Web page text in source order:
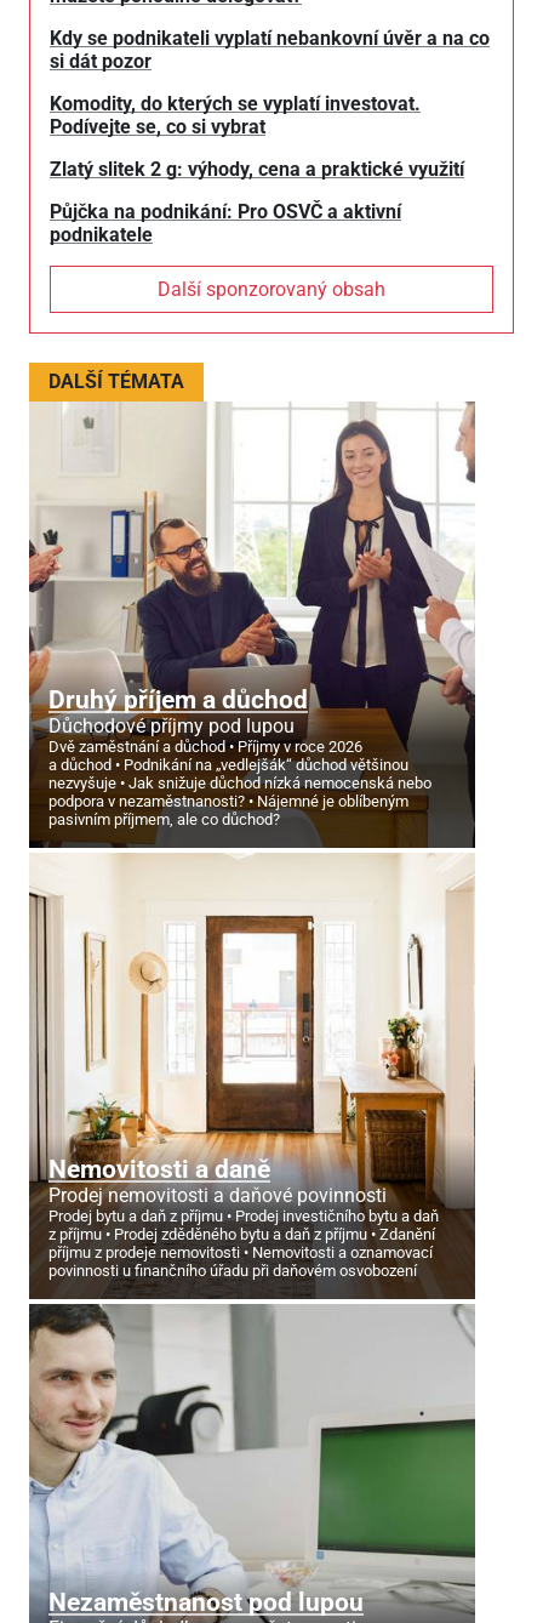
Kdy se podnikateli vyplatí nebankovní úvěr a na co
si dát pozor
Komodity, do kterých se vyplatí investovat.
Podívejte se, co si vybrat
Zlatý slitek 2 g: výhody, cena a praktické využití
Půjčka na podnikání: Pro OSVČ a aktivní
podnikatele
Další sponzorovaný obsah
DALŠÍ TÉMATA
Druhý příjem a důchod
Důchodové příjmy pod lupou
Dvě zaměstnání a důchod
Příjmy v roce 2026
a důchod
Podnikání na „vedlejšák“ důchod většinou
nezvyšuje
Jak snižuje důchod nízká nemocenská nebo
podpora v nezaměstnanosti?
Nájemné je oblíbeným
pasivním příjmem, ale co důchod?
Nemovitosti a daně
Prodej nemovitosti a daňové povinnosti
Prodej bytu a daň z příjmu
Prodej investičního bytu a daň
z příjmu
Prodej zděděného bytu a daň z příjmu
Zdanění
příjmu z prodeje nemovitosti
Nemovitosti a oznamovací
povinnosti u finančního úřadu při daňovém osvobození
Nezaměstnanost pod lupou